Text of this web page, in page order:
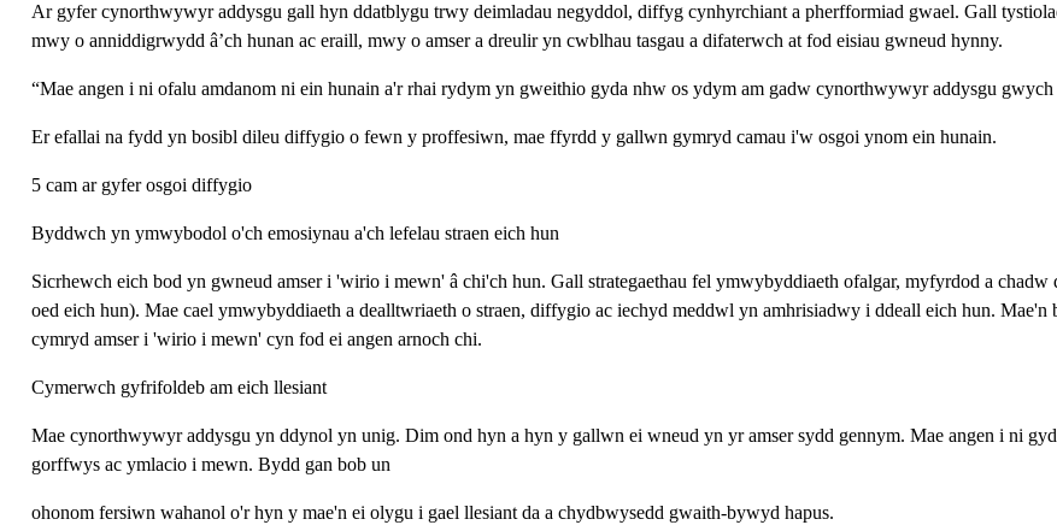
Ar gyfer cynorthwywyr addysgu gall hyn ddatblygu trwy deimladau negyddol, diffyg cynhyrchiant a pherfformiad gwael. Gall
mwy o anniddigrwydd â’ch hunan ac eraill, mwy o amser a dreulir yn cwblhau tasgau a difaterwch at fod eisiau gwneud hynny.
“Mae angen i ni ofalu amdanom ni ein hunain a'r rhai rydym yn gweithio gyda nhw os ydym am gadw cynorthwywyr addysgu
Er efallai na fydd yn bosibl dileu diffygio o fewn y proffesiwn, mae ffyrdd y gallwn gymryd camau i'w osgoi ynom ein hunain.
5 cam ar gyfer osgoi diffygio
Byddwch yn ymwybodol o'ch emosiynau a'ch lefelau straen eich hun
Sicrhewch eich bod yn gwneud amser i 'wirio i mewn' â chi'ch hun. Gall strategaethau fel ymwybyddiaeth ofalgar, myfyrdod a
oed eich hun). Mae cael ymwybyddiaeth a dealltwriaeth o straen, diffygio ac iechyd meddwl yn amhrisiadwy i ddeall eich hun. Mae'n
cymryd amser i 'wirio i mewn' cyn fod ei angen arnoch chi.
Cymerwch gyfrifoldeb am eich llesiant
Mae cynorthwywyr addysgu yn ddynol yn unig. Dim ond hyn a hyn y gallwn ei wneud yn yr amser sydd gennym. Mae angen i ni
gorffwys ac ymlacio i mewn. Bydd gan bob un
ohonom fersiwn wahanol o'r hyn y mae'n ei olygu i gael llesiant da a chydbwysedd gwaith-bywyd hapus.